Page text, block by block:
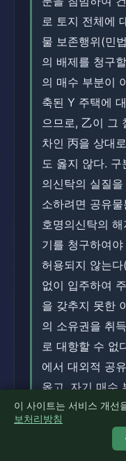
로 토지 전체에
물 보존행위(민
의 배제를 청구
의 매수 부분이
축된 Y 주택에
으므로, 乙이 그
차인 丙을 상대
도 옳지 않다. 구
의신탁의 실질
소하려면 공유
호명의신탁의
기를 청구하여
허용되지 않는
없이 입주하여
을 갖추지 못한
의 소유권을 취
로 대항할 수 없
에서 대외적 공
옳고, 자기 매수
ㄴ과 명의신탁
ㄷ은 모두 옳지
① 옳음(정답).
이 사이트는 서비스 개선
보처리방침